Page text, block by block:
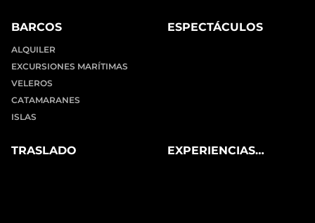
BARCOS
ALQUILER
EXCURSIONES MARÍTIMAS
VELEROS
CATAMARANES
ISLAS
ESPECTÁCULOS
TRASLADO
EXPERIENCIAS